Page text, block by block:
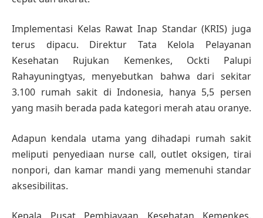
Implementasi Kelas Rawat Inap Standar (KRIS) juga
terus dipacu. Direktur Tata Kelola Pelayanan
Kesehatan Rujukan Kemenkes, Ockti Palupi
Rahayuningtyas, menyebutkan bahwa dari sekitar
3.100 rumah sakit di Indonesia, hanya 5,5 persen
yang masih berada pada kategori merah atau oranye.
Adapun kendala utama yang dihadapi rumah sakit
meliputi penyediaan nurse call, outlet oksigen, tirai
nonpori, dan kamar mandi yang memenuhi standar
aksesibilitas.